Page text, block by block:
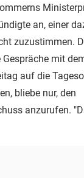
an, einer
zuzustimmen.
mit
auf die
bliebe nur, den
anzurufen.